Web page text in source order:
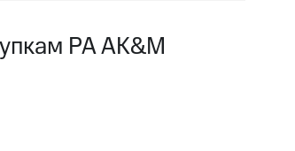
РА AK&M